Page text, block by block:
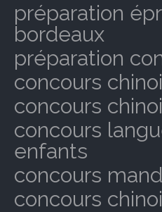
préparation
bordeaux
préparation
concours
concours
concours
enfants
concours
concours